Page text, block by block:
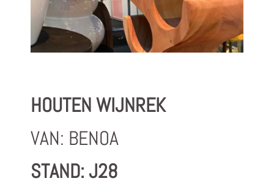
HOUTEN WIJNREK
VAN: BENOA
STAND: J28